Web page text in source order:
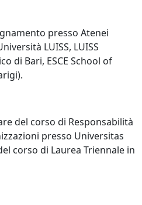
presso Atenei
LUISS, LUISS
di Bari, ESCE School of
del corso di Responsabilità
presso Universitas
corso di Laurea Triennale in